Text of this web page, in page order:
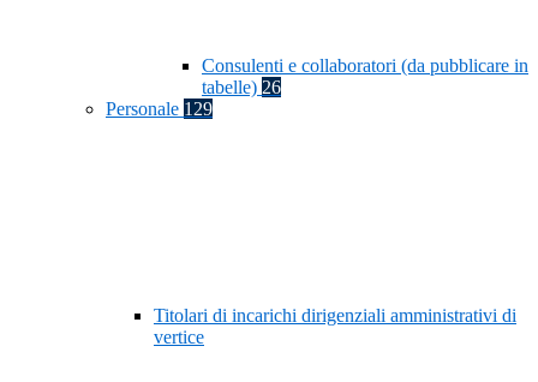
Consulenti e collaboratori (da pubblicare in
tabelle) 26
Personale 129
Titolari di incarichi dirigenziali amministrativi di
vertice